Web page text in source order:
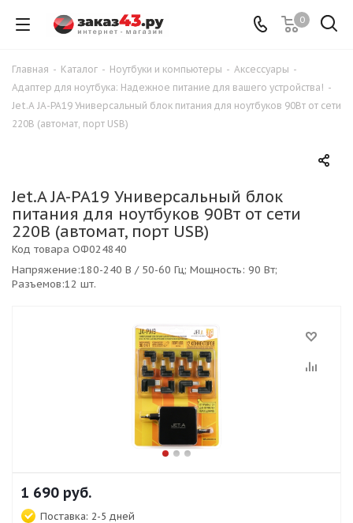
0
Главная - Каталог - Ноутбуки и компьютеры - Аксессуары -
Адаптер для ноутбука: Надежное питание для вашего устройства! -
Jet.A JA-PA19 Универсальный блок питания для ноутбуков 90Вт от сети
220В (автомат, порт USB)
Jet.A JA-PA19 Универсальный блок
питания для ноутбуков 90Вт от сети
220В (автомат, порт USB)
Напряжение:180-240 В / 50-60 Гц; Мощность: 90 Вт;
Разъемов:12 шт.
Код товара ОФ024840
1 690 руб.
Поставка: 2-5 дней